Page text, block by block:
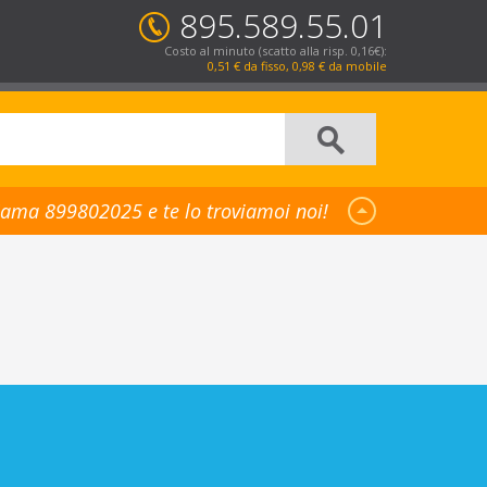
895.589.55.01
Costo al minuto (scatto alla risp. 0,16€):
0,51 € da fisso, 0,98 € da mobile
899802025 e te lo troviamoi noi!